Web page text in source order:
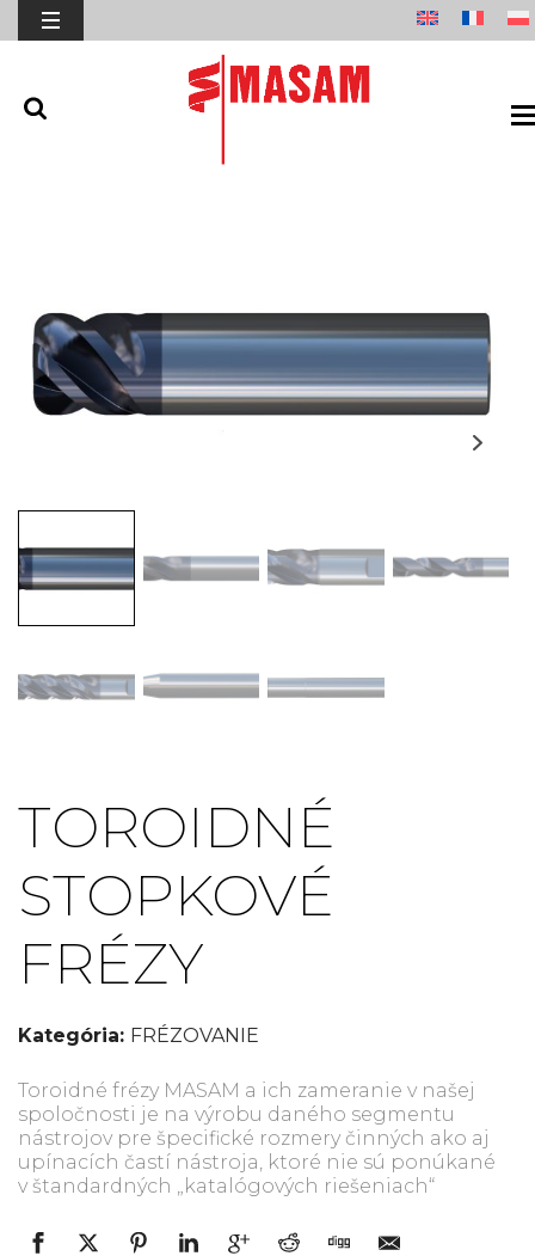
TOROIDNÉ
STOPKOVÉ
FRÉZY
Kategória: FRÉZOVANIE
Toroidné frézy MASAM a ich zameranie v našej
spoločnosti je na výrobu daného segmentu
nástrojov pre špecifické rozmery činných ako aj
upínacích častí nástroja, ktoré nie sú ponúkané
v štandardných „katalógových riešeniach“